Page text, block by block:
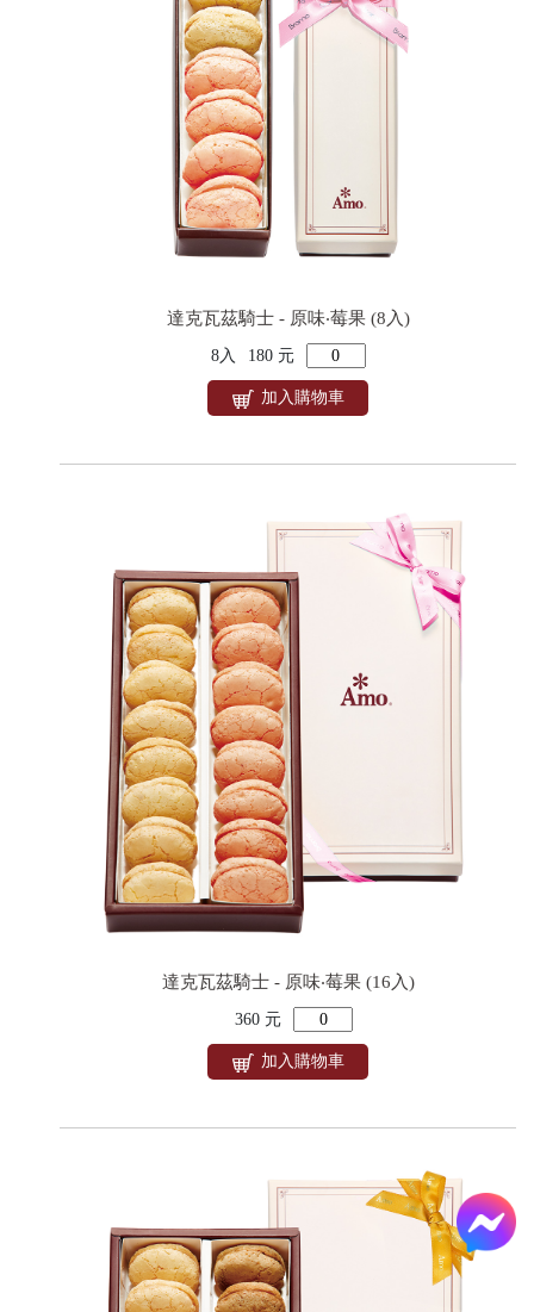
達克瓦茲騎士 - 原味‧莓果 (8入)
8入 180 元
加入購物車
達克瓦茲騎士 - 原味‧莓果 (16入)
360 元
加入購物車